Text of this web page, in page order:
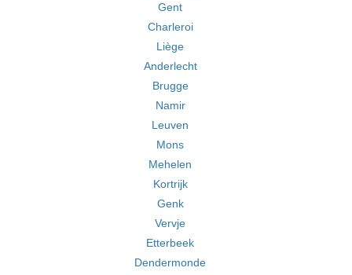
Gent
Charleroi
Liège
Anderlecht
Brugge
Namir
Leuven
Mons
Mehelen
Kortrijk
Genk
Vervje
Etterbeek
Dendermonde